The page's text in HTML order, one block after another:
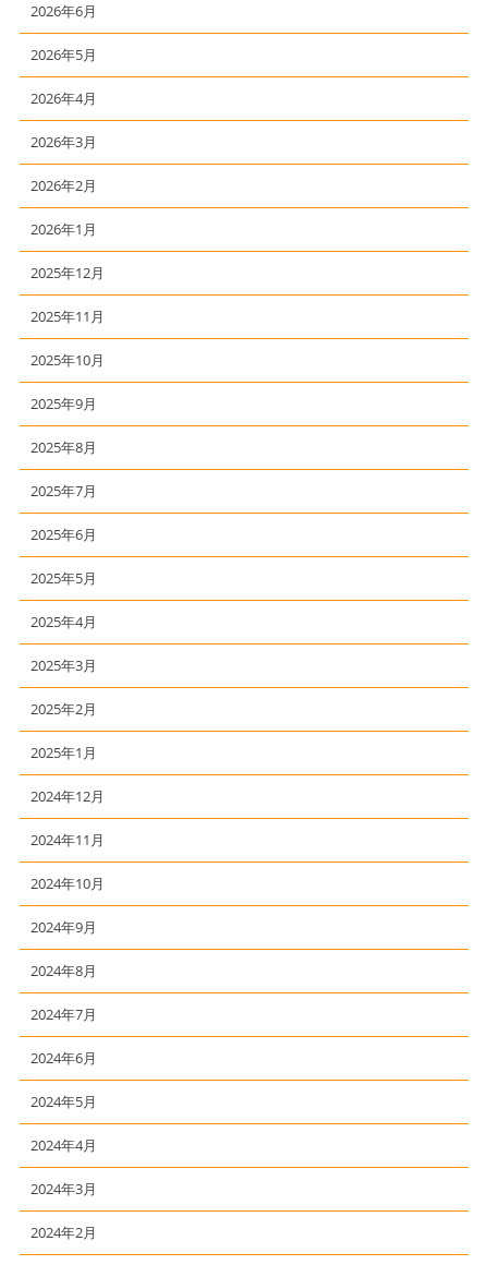
2026年6月
2026年5月
2026年4月
2026年3月
2026年2月
2026年1月
2025年12月
2025年11月
2025年10月
2025年9月
2025年8月
2025年7月
2025年6月
2025年5月
2025年4月
2025年3月
2025年2月
2025年1月
2024年12月
2024年11月
2024年10月
2024年9月
2024年8月
2024年7月
2024年6月
2024年5月
2024年4月
2024年3月
2024年2月